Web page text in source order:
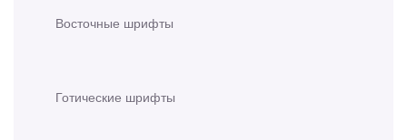
Восточные шрифты
Готические шрифты